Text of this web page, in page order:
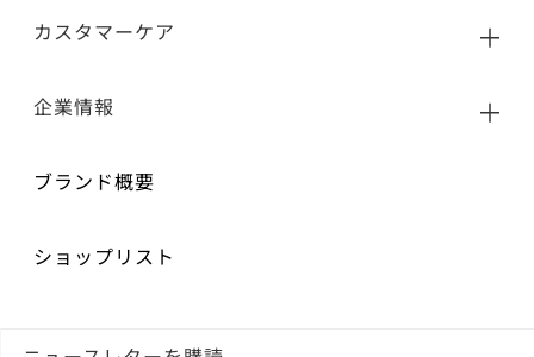
カスタマーケア
企業情報
ブランド概要
ショップリスト